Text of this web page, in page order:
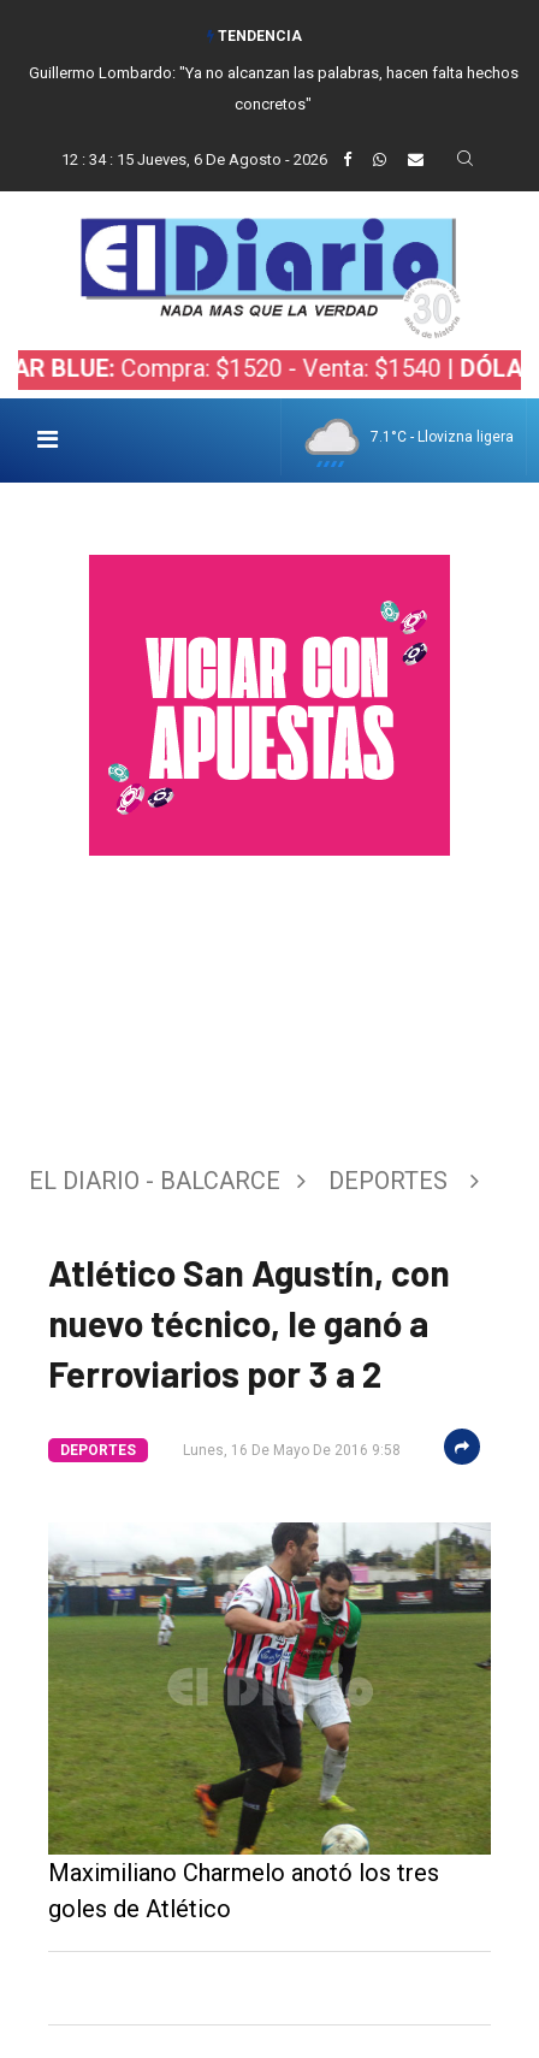
TENDENCIA
Guillermo Lombardo: "Ya no alcanzan las palabras, hacen falta hechos
concretos"
12: 34: 16 Jueves, 6 De Agosto - 2026
Compra: $1520 - Venta: $1540 | DÓLAR
7.1°C - Llovizna ligera
El
único
EL DIARIO - BALCARCE DEPORTES
Atlético San Agustín, con
nuevo técnico, le ganó a
Ferroviarios por 3 a 2
DEPORTES Lunes, 16 De Mayo De 2016 9:58
Maximiliano Charmelo anotó los tres
goles de Atlético